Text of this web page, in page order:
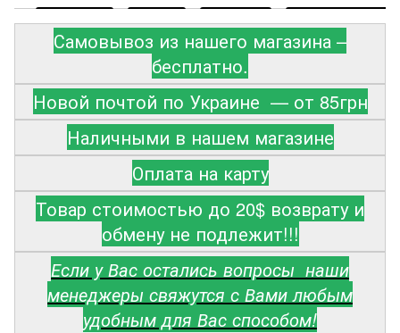
Самовывоз из нашего магазина –
бесплатно.
Новой почтой по Украине — от 85грн
Наличными в нашем магазине
Оплата на карту
Товар стоимостью до 20$ возврату и
обмену не подлежит!!!
Если у Вас остались вопросы наши
менеджеры свяжутся с Вами любым
удобным для Вас способом!